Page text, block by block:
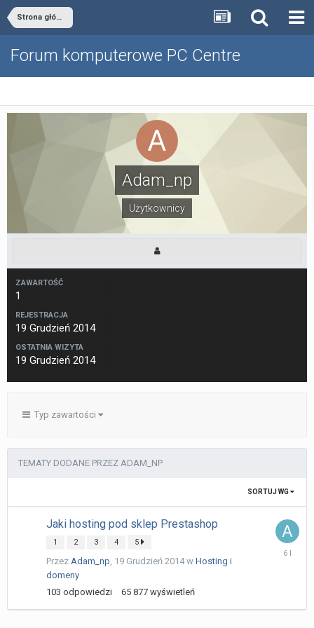
Strona główna
Forum komputerowe PC Centre
Adam_np
Użytkownicy
ZAWARTOŚĆ
1
REJESTRACJA
19 Grudzień 2014
OSTATNIA WIZYTA
19 Grudzień 2014
Typ zawartości
TEMATY DODANE PRZEZ ADAM_NP
SORTUJ WG
Jaki hosting pod sklep Prestashop
1 2 3 4 5
Przez Adam_np, 19 Grudzień 2014w Hosting i
domeny
103 odpowiedzi 65 877 wyświetleń